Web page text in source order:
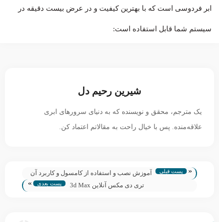
ابر فردوسی است که با بهترین کیفیت و در عرض بیست دقیقه در
سیستم شما قابل استفاده است:
شیرین رحیم دل
یک مترجم، محقق و نویسنده که به دنیای سرورهای ابری
علاقه‌منده. پس با خیال راحت به مقالاتم اعتماد کن.
« پست قبلی
آموزش نصب و استفاده از کامسول و کاربرد آن
در پردازش سریع ابری
تری دی مکس آنلاین 3d Max پست بعدی »